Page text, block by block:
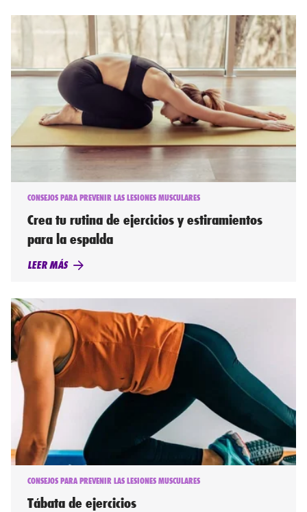
CONSEJOS PARA PREVENIR LAS LESIONES MUSCULARES
Crea tu rutina de ejercicios y estiramientos
para la espalda
LEER MÁS
CONSEJOS PARA PREVENIR LAS LESIONES MUSCULARES
Tábata de ejercicios